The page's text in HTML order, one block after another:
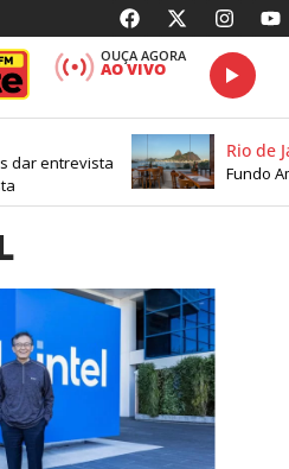
OUÇA AGORA
AO VIVO
dar entrevista
Rio de
Fundo